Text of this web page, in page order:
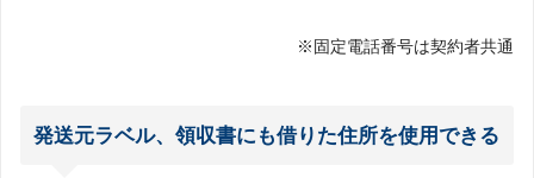
※固定電話番号は契約者共通
発送元ラベル、領収書にも借りた住所を使用できる